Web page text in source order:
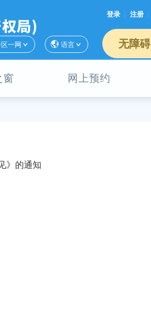
登录 注册
无障碍
一网 语言
窗 网上预约
》的通知